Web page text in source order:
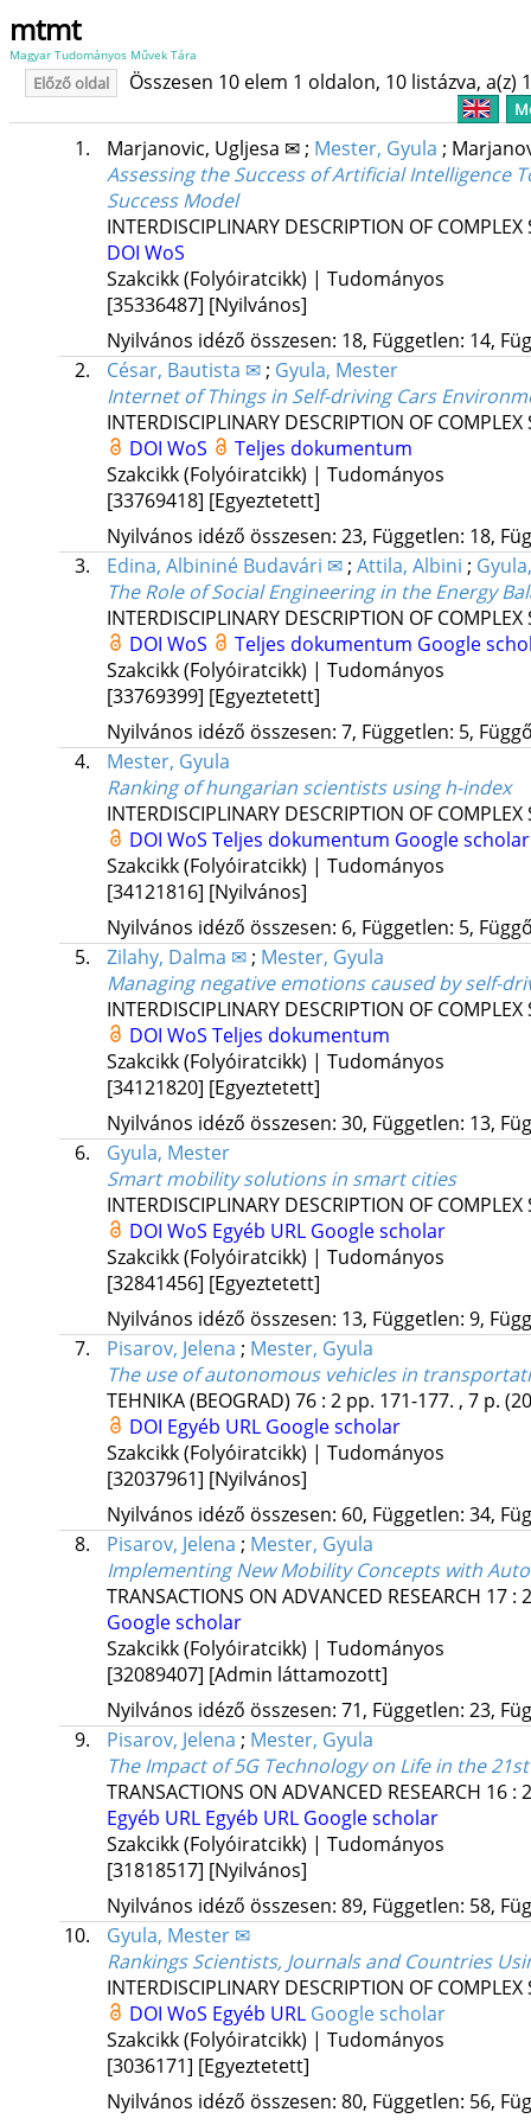
mtmt
Magyar Tudományos Művek Tára
Előző oldal Összesen 10 elem 1 oldalon, 10 listázva, a(z)
1. Marjanovic, Ugljesa ✉; Mester, Gyula ;
Assessing the Success of Artificial Intelligence
Success Model
INTERDISCIPLINARY DESCRIPTION OF COMPLEX
DOI WoS
Szakcikk (Folyóiratcikk) | Tudományos
[35336487] [Nyilvános]
Nyilvános idéző összesen: 18, Független: 14,
2.
César, Bautista ✉; Gyula, Mester
Internet of Things in Self-driving Cars
INTERDISCIPLINARY DESCRIPTION OF COMPLEX
DOI WoS
Teljes dokumentum
Szakcikk (Folyóiratcikk) | Tudományos
[33769418] [Egyeztetett]
Nyilvános idéző összesen: 23, Független: 18,
3.
Edina, Albininé Budavári ✉; Attila, Albini ;
The Role of Social Engineering in the Energy
INTERDISCIPLINARY DESCRIPTION OF COMPLEX
DOI WoS Teljes dokumentum Google
Szakcikk (Folyóiratcikk) | Tudományos
[33769399] [Egyeztetett]
Nyilvános idéző összesen: 7, Független: 5,
4.
Mester, Gyula
Ranking of hungarian scientists using h-index
INTERDISCIPLINARY DESCRIPTION OF COMPLEX
DOI WoS Teljes dokumentum Google scholar
Szakcikk (Folyóiratcikk) | Tudományos
[34121816] [Nyilvános]
Nyilvános idéző összesen: 6, Független: 5,
5.
Zilahy, Dalma ✉; Mester, Gyula
Managing negative emotions caused by self-
INTERDISCIPLINARY DESCRIPTION OF COMPLEX
DOI WoS Teljes dokumentum
Szakcikk (Folyóiratcikk) | Tudományos
[34121820] [Egyeztetett]
Nyilvános idéző összesen: 30, Független: 13,
6.
Gyula, Mester
Smart mobility solutions in smart cities
INTERDISCIPLINARY DESCRIPTION OF COMPLEX
DOI WoS Egyéb URL Google scholar
Szakcikk (Folyóiratcikk) | Tudományos
[32841456] [Egyeztetett]
Nyilvános idéző összesen: 13, Független: 9,
7.
Pisarov, Jelena ; Mester, Gyula
The use of autonomous vehicles in
TEHNIKA (BEOGRAD) 76: 2 pp. 171-177. , 7 p.
DOI Egyéb URL Google scholar
Szakcikk (Folyóiratcikk) | Tudományos
[32037961] [Nyilvános]
Nyilvános idéző összesen: 60, Független: 34,
8.
Pisarov, Jelena ; Mester, Gyula
Implementing New Mobility Concepts with
TRANSACTIONS ON ADVANCED RESEARCH 17: 2
Google scholar
Szakcikk (Folyóiratcikk) | Tudományos
[32089407] [Admin láttamozott]
Nyilvános idéző összesen: 71, Független: 23,
9.
Pisarov, Jelena ; Mester, Gyula
The Impact of 5G Technology on Life in the
TRANSACTIONS ON ADVANCED RESEARCH 16: 2
Egyéb URL Egyéb URL Google scholar
Szakcikk (Folyóiratcikk) | Tudományos
[31818517] [Nyilvános]
Nyilvános idéző összesen: 89, Független: 58,
10.
Gyula, Mester ✉
Rankings Scientists, Journals and Countries
INTERDISCIPLINARY DESCRIPTION OF COMPLEX
DOI WoS Egyéb URL Google scholar
Szakcikk (Folyóiratcikk) | Tudományos
[3036171] [Egyeztetett]
Nyilvános idéző összesen: 80, Független: 56,